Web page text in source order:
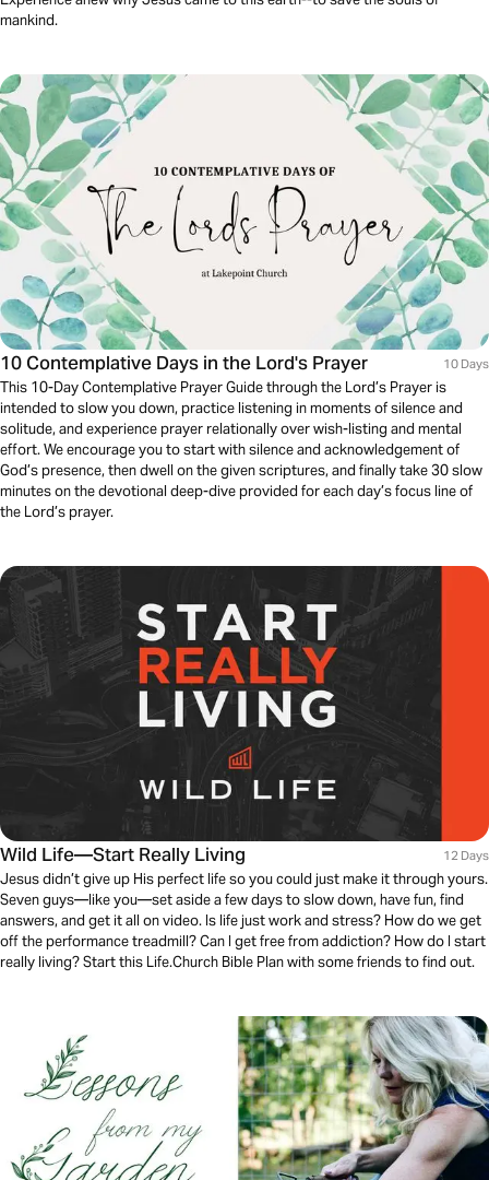
mankind.
10 Contemplative Days in the Lord's Prayer 10 Days
This 10-Day Contemplative Prayer Guide through the Lord’s Prayer is
intended to slow you down, practice listening in moments of silence and
solitude, and experience prayer relationally over wish-listing and mental
effort. We encourage you to start with silence and acknowledgement of
God’s presence, then dwell on the given scriptures, and finally take 30 slow
minutes on the devotional deep-dive provided for each day’s focus line of
the Lord’s prayer.
Wild Life—Start Really Living 12 Days
Jesus didn’t give up His perfect life so you could just make it through yours.
Seven guys—like you—set aside a few days to slow down, have fun, find
answers, and get it all on video. Is life just work and stress? How do we get
off the performance treadmill? Can I get free from addiction? How do I start
really living? Start this Life.Church Bible Plan with some friends to find out.